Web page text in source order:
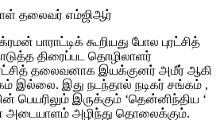
தலைவர் எம்ஜிஆர்
பாராட்டிக் கூறியது போல புரட்சித்
திரைப்பட தொழிலாளர்
தலைவனாக இயக்குனர் அமீர் ஆகி
இல்லை. இது நடந்தால் நடிகர் சங்கம் ,
பெயரிலும் இருக்கும் ‘தென்னிந்திய ‘
அடையாளம் அழிந்து தொலைக்கும்.